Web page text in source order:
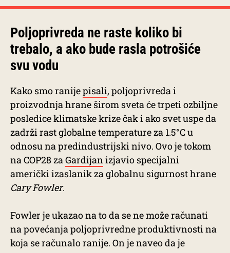
Poljoprivreda ne raste koliko bi
trebalo, a ako bude rasla potrošiće
svu vodu
Kako smo ranijepisali, poljoprivreda i
proizvodnja hrane širom sveta će trpeti ozbiljne
posledice klimatske krize čak i ako svet uspe da
zadrži rast globalne temperature za 1.5°C u
odnosu na predindustrijski nivo. Ovo je tokom
na COP28 zaGardijanizjavio specijalni
američki izaslanik za globalnu sigurnost hrane
Cary Fowler.
Fowler je ukazao na to da se ne može računati
na povećanja poljoprivredne produktivnosti na
koja se računalo ranije. On je naveo da je